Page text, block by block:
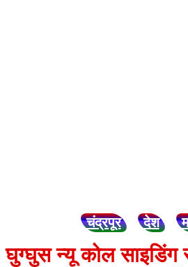
चंद्रपूर देश
घुग्घुस न्यू कोल साइडिंग